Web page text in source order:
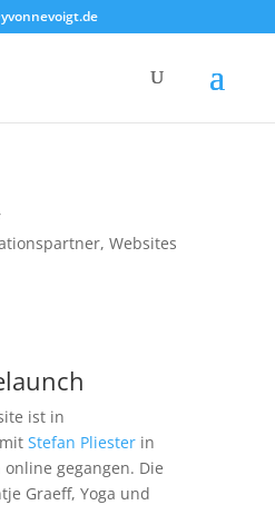
, Websites
ist in
Stefan Pliester in
gegangen. Die
Graeff, Yoga und